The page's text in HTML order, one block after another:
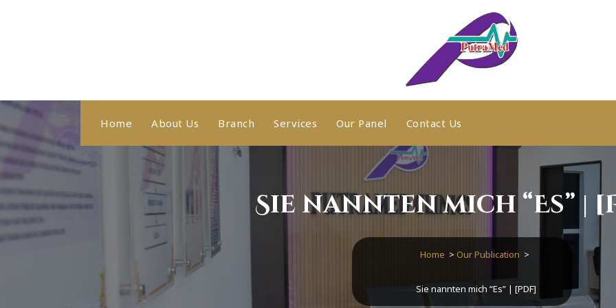
Home About Us Branch Services Our Panel Contact Us
Sie nannten mich “Es” |
Home > Our Publication >
Sie nannten mich “Es” | [PDF]